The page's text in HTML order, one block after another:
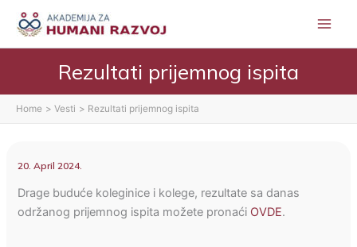
content
Rezultati prijemnog ispita
Home Vesti Rezultati prijemnog ispita
20. April 2024.
Drage buduće koleginice i kolege, rezultate sa danas
održanog prijemnog ispita možete pronaći OVDE.